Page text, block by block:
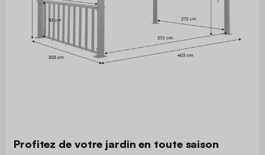
Profitez de votre jardin en toute saison